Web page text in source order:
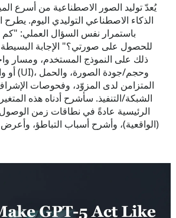
يُعدّ توليد الصور الاصطناعية من أسرع
الذكاء الاصطناعي التوليدي اليوم.
باستمرار نفس السؤال العملي:
ذلك على النموذج المستخدم، ومسار
المتزامن لدى المزوّد، وفحوصات
الشبكة/التنفيذ. سأشرح أدناه هذه
(الواقعية)، وأشرح أسباب التباطؤ، وأعرض